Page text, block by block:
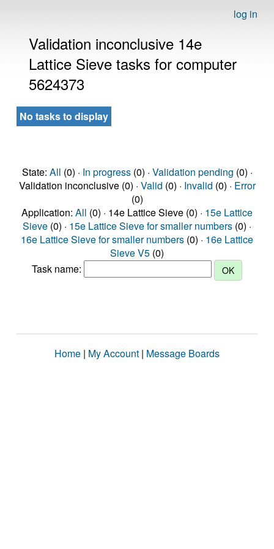
log in
Validation inconclusive 14e
Lattice Sieve tasks for computer
5624373
No tasks to display
State: All (0) · In progress(0) · Validation pending (0) ·
Validation inconclusive (0) · Valid (0) · Invalid (0) · Error
(0)
Application: All (0) · 14e Lattice Sieve (0) · 15e Lattice
Sieve (0) · 15e Lattice Sieve for smaller numbers (0) ·
16e Lattice Sieve for smaller numbers (0) · 16e Lattice
Sieve V5 (0)
Task name:
Home | My Account | Message Boards